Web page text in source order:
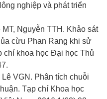
nghiệp và phát triển
Nguyễn TTH. Khảo sát
cừu Phan Rang khi sử
chí khoa học Đại học Thủ
VGN. Phân tích chuỗi
Tạp chí Khoa học